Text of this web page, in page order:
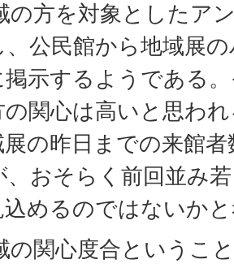
の方を対象としたア
、公民館から地域展
掲示するようである
の関心は高いと思わ
の昨日までの来館
、おそらく前回並み
めるのではないか
の関心度合というこ